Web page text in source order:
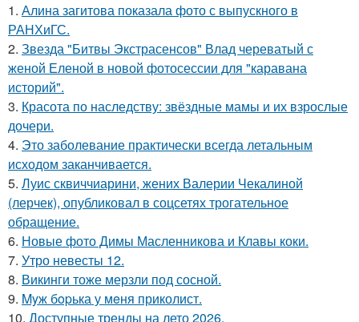
1. Алина загитова показала фото с выпускного в
РАНХиГС.
2. Звезда "Битвы Экстрасенсов" Влад череватый с
женой Еленой в новой фотосессии для "каравана
историй".
3. Красота по наследству: звёздные мамы и их взрослые
дочери.
4. Это заболевание практически всегда летальным
исходом заканчивается.
5. Луис сквиччиарини, жених Валерии Чекалиной
(лерчек), опубликовал в соцсетях трогательное
обращение.
6. Новые фото Димы Масленникова и Клавы коки.
7. Утро невесты 12.
8. Викинги тоже мерзли под сосной.
9. Myж бopька у мeня приколист.
10. Доступные тренды на лето 2026.